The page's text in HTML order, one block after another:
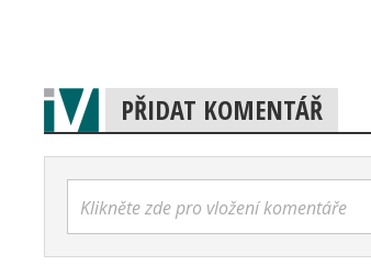
PŘIDAT KOMENTÁŘ
Klikněte zde pro vložení komentáře